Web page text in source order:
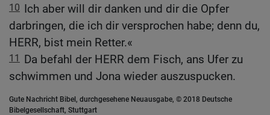
10 Ich aber will dir danken und dir die Opfer
darbringen, die ich dir versprochen habe; denn du,
HERR, bist mein Retter.«
11
Da befahl der HERR dem Fisch, ans Ufer zu
schwimmen und Jona wieder auszuspucken.
Gute Nachricht Bibel, durchgesehene Neuausgabe, © 2018 Deutsche
Bibelgesellschaft, Stuttgart